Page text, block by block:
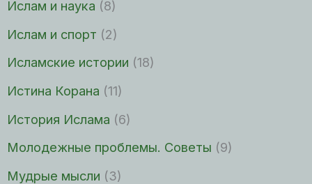
Ислам и наука (8)
Ислам и спорт (2)
Исламские истории (18)
Истина Корана (11)
История Ислама (6)
Молодежные проблемы. Советы (9)
Мудрые мысли (3)